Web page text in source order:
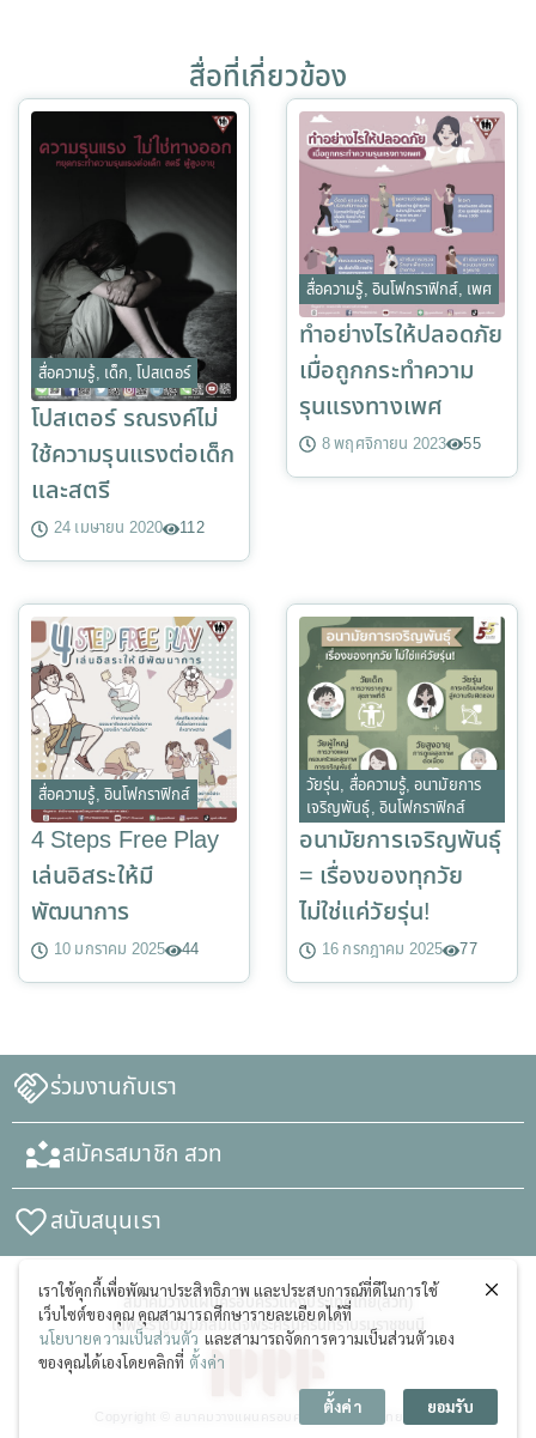
สื่อที่เกี่ยวข้อง
สื่อความรู้, เด็ก,โปสเตอร์
โปสเตอร์ รณรงค์ไม่
ใช้ความรุนแรงต่อเด็ก
และสตรี
24 เมษายน 2020 112
สื่อความรู้, อินโฟกราฟิกส์, เพศ
ทำอย่างไรให้ปลอดภัย
เมื่อถูกกระทำความ
รุนแรงทางเพศ
8 พฤศจิกายน 2023 55
สื่อความรู้, อินโฟกราฟิกส์
4 Steps Free Play
เล่นอิสระให้มี
พัฒนาการ
10 มกราคม 2025 44
วัยรุ่น, สื่อความรู้,อนามัยการ
เจริญพันธุ์, อินโฟกราฟิกส์
อนามัยการเจริญพันธุ์
= เรื่องของทุกวัย
ไม่ใช่แค่วัยรุ่น!
16 กรกฎาคม 2025 77
ร่วมงานกับเรา
สมัครสมาชิก สวท
สนับสนุนเรา
สมาคมวางแผนครอบครัวแห่งประเทศไทย(สวท)
ในพระราชูปถัมภ์สมเด็จพระศรีนครินทราบรมราชชนนี
Copyright © สมาคมวางแผนครอบครัวแห่งประเทศไทย (สวท)
เราใช้คุกกี้เพื่อพัฒนาประสิทธิภาพ และประสบการณ์ที่ดีในการใช้
เว็บไซต์ของคุณ คุณสามารถศึกษารายละเอียดได้ที่
นโยบายความเป็นส่วนตัว และสามารถจัดการความเป็นส่วนตัวเอง
ของคุณได้เองโดยคลิกที่ ตั้งค่า
ตั้งค่า ยอมรับ